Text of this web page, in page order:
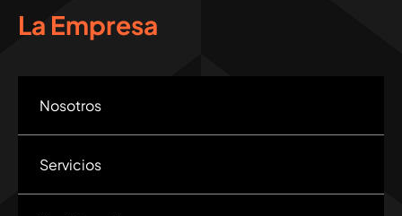
La Empresa
Nosotros
Servicios